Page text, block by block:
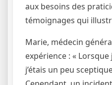
aux besoins des
témoignages qui
Marie, médecin
expérience : «
j’étais un peu